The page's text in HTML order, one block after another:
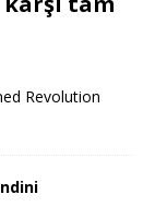
Revolution